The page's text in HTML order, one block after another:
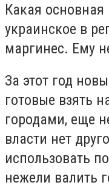
Какая основная
украинское в
маргинес. Ему
За этот год
готовые взять
городами, еще
власти нет
использовать
нежели валить